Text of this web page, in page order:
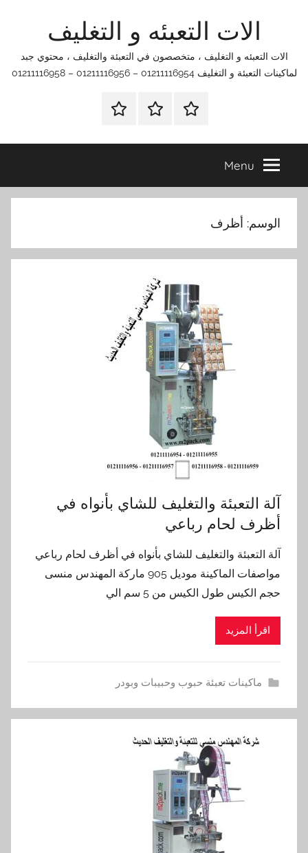
الات التعبئه و التغليف
الات التعبئه و التغليف ، متخصصون في التعبئة والتغليف ، محتوي جبد
لماكينات التعبئة و التغليف 01211116954 – 01211116956 – 01211116958
الرئيسيةاتصل
اتـصـل
في
التي
Menu
الوسم: أظرف
آلة التعبئة والتغليف للشاي بأنواه في
أظرف لحام رباعي
آلة التعبئة والتغليف للشاي بأنواه في أظرف لحام رباعي
مواصفات الماكينة موديل 905 ماركة المهندس منسى
حجم الكيس طول الكيس من 5 سم الي
اقرأ المزيد
ماكينات تعبئة حبوب وحبيبات وبودر